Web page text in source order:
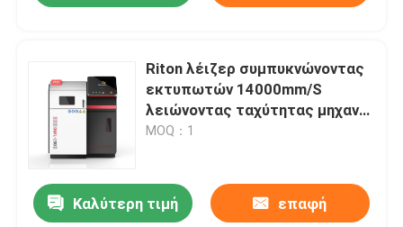
Riton λέιζερ συμπυκνώνοντας
εκτυπωτών 14000mm/S
λειώνοντας ταχύτητας μηχανή
εκτύπωσης υψηλής ανάλυσης
MOQ：1
Καλύτερη τιμή επαφή